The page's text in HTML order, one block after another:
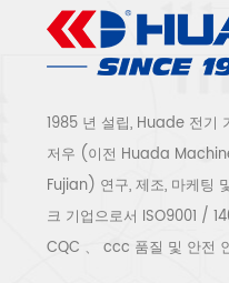
1985 년 설립, Huade 전기
저우 (이전 Huada
Fujian) 연구, 제조, 마케팅
크 기업으로서 ISO9001 /
CQC 、 ccc 품질 및 안전